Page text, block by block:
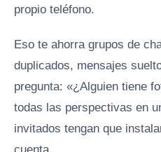
propio teléfono.
Eso te ahorra grupos de
duplicados, mensajes
pregunta: «¿Alguien tiene
todas las perspectivas en
invitados tengan que